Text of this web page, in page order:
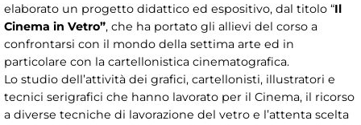
elaborato un progetto didattico ed espositivo, dal titolo “Il
Cinema in Vetro”, che ha portato gli allievi del corso a
confrontarsi con il mondo della settima arte ed in
particolare con la cartellonistica cinematografica.
Lo studio dell’attività dei grafici, cartellonisti, illustratori e
tecnici serigrafici che hanno lavorato per il Cinema, il ricorso
a diverse tecniche di lavorazione del vetro e l’attenta scelta